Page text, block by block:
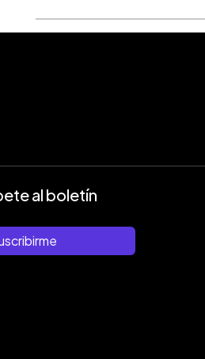
al boletín